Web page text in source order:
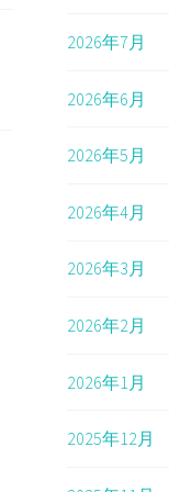
2026年7月
2026年6月
2026年5月
2026年4月
2026年3月
2026年2月
2026年1月
2025年12月